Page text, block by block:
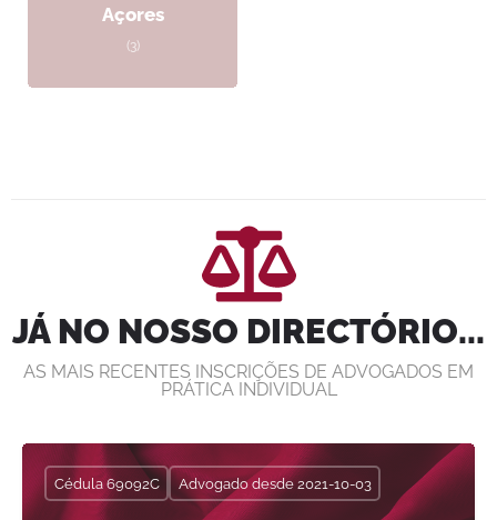
Açores
(3)
JÁ NO NOSSO DIRECTÓRIO...
AS MAIS RECENTES INSCRIÇÕES DE ADVOGADOS EM
PRÁTICA INDIVIDUAL
Cédula 6203p